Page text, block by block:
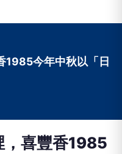
1985今年中秋以「日
，喜豐香1985